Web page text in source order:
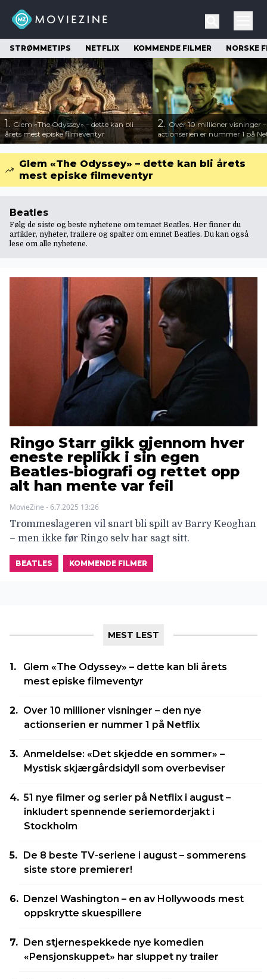
STRØMMETIPS NETFLIX KOMMENDE FILMER NORSKE
1. Glem «The Odyssey» – dette kan bli
årets mest episke filmeventyr
2. Over 10 millioner visninger
actionserien er nummer 1 på
Glem «The Odyssey» – dette kan bli årets
mest episke filmeventyr
Beatles
Følg de siste og beste nyhetene om temaet Beatles. Her finner du
artikler, nyheter, trailere og spalter om emnet Beatles. Du kan også
lese om alle nyhetene.
Ringo Starr gikk gjennom hver
eneste replikk i sin egen
Beatles-biografi og rettet opp
alt han mente var feil
MovieZine - 6.7.2025 13:26
Trommeslageren vil snart bli spilt av Barry Keoghan
– men ikke før Ringo selv har sagt sitt.
BEATLES KOMMENDE FILMER
MEST LEST
Glem «The Odyssey» – dette kan bli årets
mest episke filmeventyr
Over 10 millioner visninger – den nye
actionserien er nummer 1 på Netflix
Anmeldelse: «Det skjedde en sommer» –
Mystisk skjærgårdsidyll som overbeviser
51 nye filmer og serier på Netflix i august –
inkludert spennende seriemorderjakt i
Stockholm
De 8 beste TV-seriene i august – sommerens
siste store premierer!
Denzel Washington – en av Hollywoods mest
oppskrytte skuespillere
Den stjernespekkede nye komedien
«Pensjonskuppet» har sluppet ny trailer